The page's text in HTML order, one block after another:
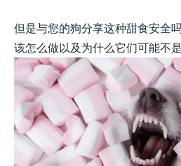
但是与您的狗分享这种甜食安全
该怎么做以及为什么它们可能不